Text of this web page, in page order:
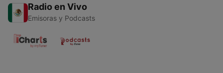
Radio en Vivo
Emisoras y Podcasts